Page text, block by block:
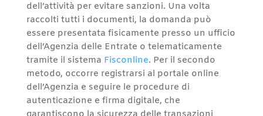
dell’attività per evitare sanzioni. Una volta
raccolti tutti i documenti, la domanda può
essere presentata fisicamente presso un ufficio
dell’Agenzia delle Entrate o telematicamente
tramite il sistema Fisconline. Per il secondo
metodo, occorre registrarsi al portale online
dell’Agenzia e seguire le procedure di
autenticazione e firma digitale, che